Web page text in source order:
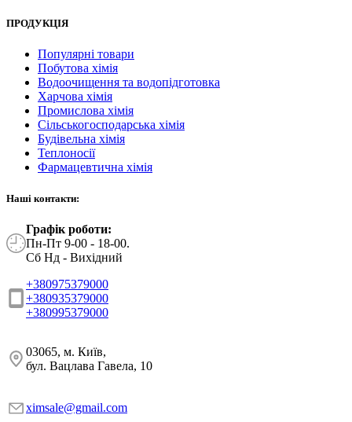
ПРОДУКЦІЯ
Популярні товари
Побутова хімія
Водоочищення та водопідготовка
Харчова хімія
Промислова хімія
Сільськогосподарська хімія
Будівельна хімія
Теплоносії
Фармацевтична хімія
Наші контакти:
Графік роботи:
Пн-Пт 9-00 - 18-00.
Сб Нд - Вихідний
+380975379000
+380935379000
+380995379000
03065, м. Київ,
бул. Вацлава Гавела, 10
ximsale@gmail.com